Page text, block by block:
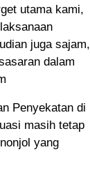
utama kami,
juga sajam,
dalam
Penyekatan di
masih tetap
yang